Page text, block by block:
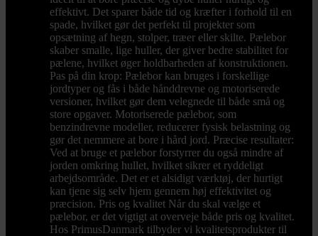
effektivt. Det sparer både tid og kræfter i forhold til en
spade, hvilket gør det perfekt til projekter som
opsætning af hegn, stolper, træer eller skilte. Pælebor
skaber smalle, lige huller, der giver bedre stabilitet for
pælene, hvilket øger holdbarheden af konstruktionen.
Pas på din krop: Pælebor kan bruges i forskellige
jordtyper og fås i både hånddrevne og motoriserede
versioner, hvilket gør dem velegnede til både små og
store opgaver. Motoriserede pælebor, som
benzindrevne modeller, reducerer fysisk belastning og
gør det nemmere at bore i hård jord. Præcise resultater:
Ved at bruge et pælebor forstyrrer du også mindre af
jorden omkring hullet, hvilket sikrer et ryddeligt
arbejdsområde. Det er et alsidigt værktøj, der hurtigt
kan tjene sig selv hjem gennem høj effektivitet og
præcision. Pris og kvalitet Når du skal vælge et
pælebor, er det vigtigt at overveje både pris og kvalitet.
Hos PrimusDanmark tilbyder vi kvalitetsprodukter til